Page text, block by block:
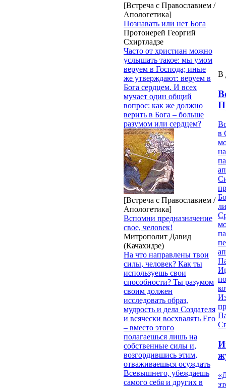
[Встреча с Православием /
Апологетика]
Познавать или нет Бога
Протоиерей Георгий
Схиртладзе
Часто от христиан можно
услышать такое: мы умом
веруем в Господа; иные
же утверждают: веруем в
Бога сердцем. И всех
мучает один общий
вопрос: как же должно
верить в Бога – больше
разумом или сердцем?
[Встреча с Православием /
Апологетика]
Вспомни предназначение
свое, человек!
Митрополит Давид
(Качахидзе)
На что направлены твои
силы, человек? Как ты
используешь свои
способности? Ты разумом
своим должен
исследовать образ,
мудрость и дела Создателя
и всячески восхвалять Его
– вместо этого
полагаешься лишь на
собственные силы и,
возгордившись этим,
отваживаешься осуждать
Всевышнего, убеждаешь
самого себя и других в
В
в